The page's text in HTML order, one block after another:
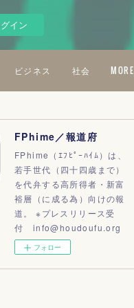
イン
ビジネス 社会 MORE
FPhime／報道府
FPhime（ｴﾌﾋﾟｰﾊｲﾑ）は、
若手世代（四十四歳まで）
を代弁する高所得者・新富
裕層（に成る為）向けの報
道。 ※プレスリリース受
付 info@houdoufu.org
フォロー